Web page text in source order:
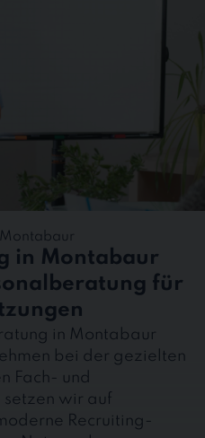
in Montabaur
für
in Montabaur
bei der gezielten
Fach- und
wir auf
Recruiting-